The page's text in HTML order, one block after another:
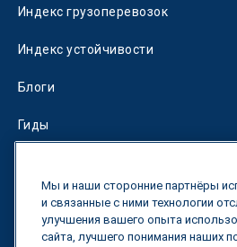
Индекс грузоперевозок
Индекс устойчивости
Блоги
Гиды
Калькулятор оптимизации
Тарифный трекер
Мы и наши сторонние партнёры
и связанные с ними технологии
улучшения вашего опыта
сайта, лучшего понимания наших